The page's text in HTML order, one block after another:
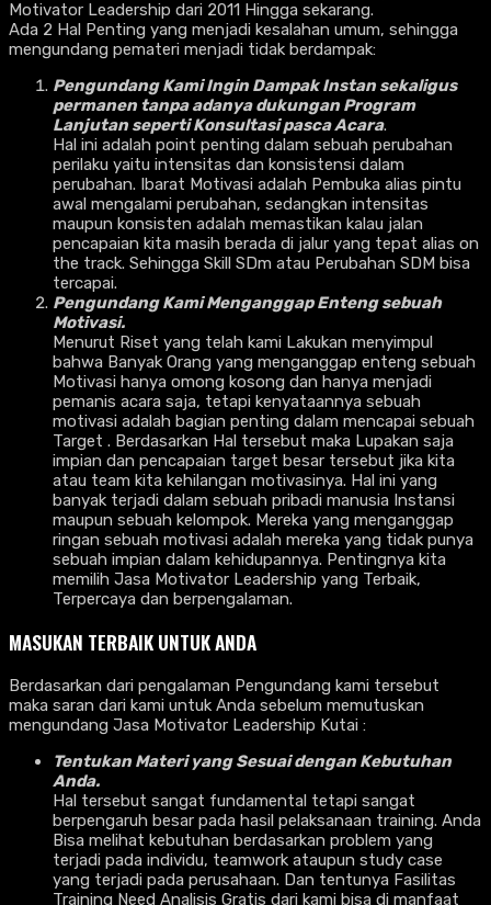
Motivator Leadership dari 2011 Hingga sekarang.
Ada 2 Hal Penting yang menjadi kesalahan umum, sehingga
mengundang pemateri menjadi tidak berdampak:
Pengundang Kami Ingin Dampak Instan sekaligus
permanen tanpa adanya dukungan Program
Lanjutan seperti Konsultasi pasca Acara.
Hal ini adalah point penting dalam sebuah perubahan
perilaku yaitu intensitas dan konsistensi dalam
perubahan. Ibarat Motivasi adalah Pembuka alias pintu
awal mengalami perubahan, sedangkan intensitas
maupun konsisten adalah memastikan kalau jalan
pencapaian kita masih berada di jalur yang tepat alias on
the track. Sehingga Skill SDm atau Perubahan SDM bisa
tercapai.
Pengundang Kami Menganggap Enteng sebuah
Motivasi.
Menurut Riset yang telah kami Lakukan menyimpul
bahwa Banyak Orang yang menganggap enteng sebuah
Motivasi hanya omong kosong dan hanya menjadi
pemanis acara saja, tetapi kenyataannya sebuah
motivasi adalah bagian penting dalam mencapai sebuah
Target . Berdasarkan Hal tersebut maka Lupakan saja
impian dan pencapaian target besar tersebut jika kita
atau team kita kehilangan motivasinya. Hal ini yang
banyak terjadi dalam sebuah pribadi manusia Instansi
maupun sebuah kelompok. Mereka yang menganggap
ringan sebuah motivasi adalah mereka yang tidak punya
sebuah impian dalam kehidupannya. Pentingnya kita
memilih Jasa Motivator Leadership yang Terbaik,
Terpercaya dan berpengalaman.
MASUKAN TERBAIK UNTUK ANDA
Berdasarkan dari pengalaman Pengundang kami tersebut
maka saran dari kami untuk Anda sebelum memutuskan
mengundang Jasa Motivator Leadership Kutai :
Tentukan Materi yang Sesuai dengan Kebutuhan
Anda.
Hal tersebut sangat fundamental tetapi sangat
berpengaruh besar pada hasil pelaksanaan training. Anda
Bisa melihat kebutuhan berdasarkan problem yang
terjadi pada individu, teamwork ataupun study case
yang terjadi pada perusahaan. Dan tentunya Fasilitas
Training Need Analisis Gratis dari kami bisa di manfaat